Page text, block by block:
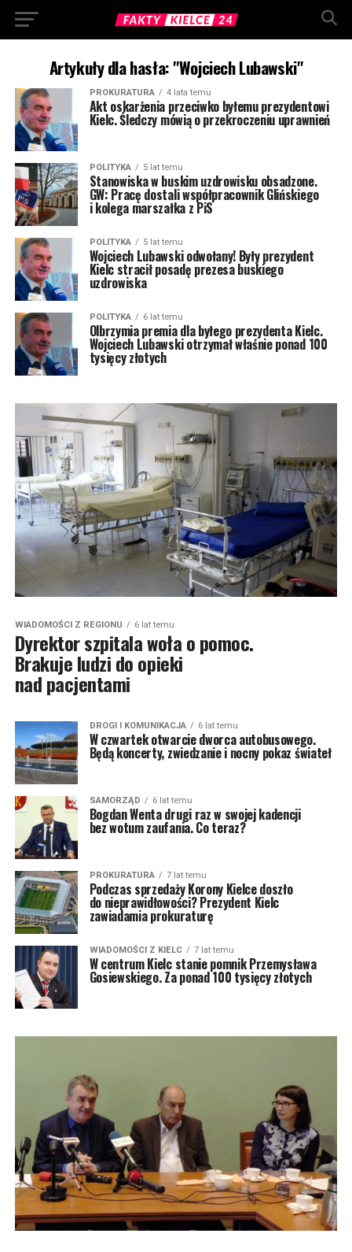
Artykuły dla hasła: "Wojciech Lubawski"
PROKURATURA 4 lata temu
Akt oskarżenia przeciwko byłemu prezydentowi
Kielc. Śledczy mówią o przekroczeniu uprawnień
POLITYKA 5 lat temu
Stanowiska w buskim uzdrowisku obsadzone.
GW: Pracę dostali współpracownik Glińskiego
i kolega marszałka z PiS
POLITYKA 5 lat temu
Wojciech Lubawski odwołany! Były prezydent
Kielc stracił posadę prezesa buskiego
uzdrowiska
POLITYKA 6 lat temu
Olbrzymia premia dla byłego prezydenta Kielc.
Wojciech Lubawski otrzymał właśnie ponad 100
tysięcy złotych
WIADOMOŚCI Z REGIONU 6 lat temu
Dyrektor szpitala woła o pomoc.
Brakuje ludzi do opieki
nad pacjentami
DROGI I KOMUNIKACJA 6 lat temu
W czwartek otwarcie dworca autobusowego.
Będą koncerty, zwiedzanie i nocny pokaz świateł
SAMORZĄD 6 lat temu
Bogdan Wenta drugi raz w swojej kadencji
bez wotum zaufania. Co teraz?
PROKURATURA 7 lat temu
Podczas sprzedaży Korony Kielce doszło
do nieprawidłowości? Prezydent Kielc
zawiadamia prokuraturę
WIADOMOŚCI Z KIELC 7 lat temu
W centrum Kielc stanie pomnik Przemysława
Gosiewskiego. Za ponad 100 tysięcy złotych